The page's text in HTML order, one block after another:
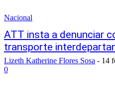
Nacional
ATT insta a denunciar
transporte
Lizeth Katherine Flores Sosa - 14
0